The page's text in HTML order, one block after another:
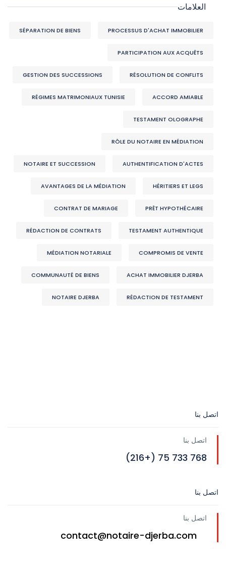
العلامات
PROCESSUS D'ACHAT IMMOBILIER
SÉPARATION DE BIENS
PARTICIPATION AUX ACQUÊTS
RÉSOLUTION DE CONFLITS
GESTION DES SUCCESSIONS
ACCORD AMIABLE
RÉGIMES MATRIMONIAUX TUNISIE
TESTAMENT OLOGRAPHE
RÔLE DU NOTAIRE EN MÉDIATION
AUTHENTIFICATION D'ACTES
NOTAIRE ET SUCCESSION
HÉRITIERS ET LEGS
AVANTAGES DE LA MÉDIATION
PRÊT HYPOTHÉCAIRE
CONTRAT DE MARIAGE
TESTAMENT AUTHENTIQUE
RÉDACTION DE CONTRATS
COMPROMIS DE VENTE
MÉDIATION NOTARIALE
ACHAT IMMOBILIER DJERBA
COMMUNAUTÉ DE BIENS
RÉDACTION DE TESTAMENT
NOTAIRE DJERBA
اتصل بنا
اتصل بنا
768 733 75 (+216)
اتصل بنا
اتصل بنا
contact@notaire-djerba.com